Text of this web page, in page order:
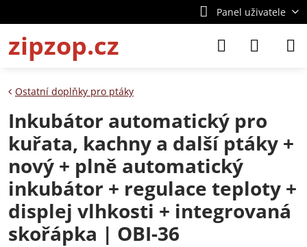
Panel uživatele
zipzop.cz
Ostatní doplňky pro ptáky
Inkubátor automatický pro
kuřata, kachny a další ptáky +
nový + plně automatický
inkubátor + regulace teploty +
displej vlhkosti + integrovaná
skořápka | OBI-36